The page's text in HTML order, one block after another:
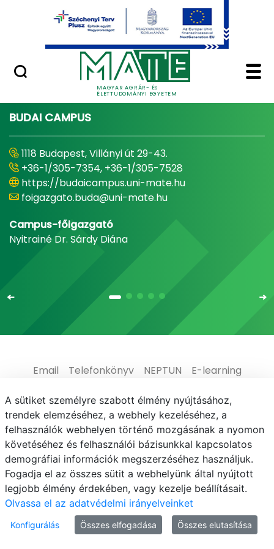
Ugrás a fő tartalomhoz
MAGYAR AGRÁR- ÉS
ÉLETTUDOMÁNYI EGYETEM
Minőségügy
Home - Magyar
BUDAI CAMPUS
1118 Budapest, Villányi út 29-43.
+36-1/305-7354, +36-1/305-7528
https://budaicampus.uni-mate.hu
foigazgato.buda@uni-mate.hu
Campus-főigazgató
Nyitrainé Dr. Sárdy Diána
Email Telefonkönyv NEPTUN
E-learning
Médiaközpont
Informatikai Igazgatóság
Adatvédelem
© MATE 2021
A sütiket személyre szabott élmény nyújtásához,
trendek elemzéséhez, a webhely kezeléséhez, a
felhasználók webhelyen történő mozgásának a nyomon
követéséhez és felhasználói bázisunkkal kapcsolatos
demográfiai információk megszerzéséhez használjuk.
Fogadja el az összes sütit a webhelyünk által nyújtott
legjobb élmény érdekében, vagy kezelje beállításait.
Olvassa el az adatvédelmi irányelveinket
Konfigurálás Összes elfogadása Összes elutasítása